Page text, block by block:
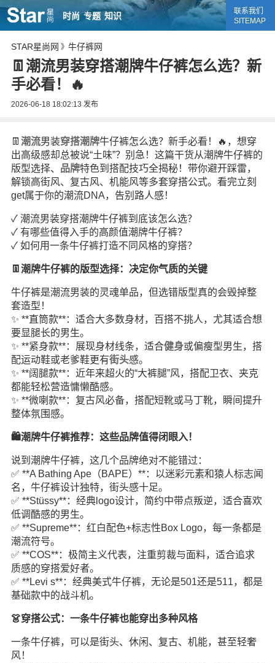
时尚 专题 知识
联系我们
SITEMAP
STAR星尚网 》 牛仔裤网
👖潮流男装穿搭潮牌牛仔裤怎么选？新
手必看！🔥
2026-06-18 18:02:13 发布
👖 潮流男装穿搭潮牌牛仔裤怎么选？新手必看！🔥，想穿
出高级感却总被说“土味”？别急！这篇干货从潮牌牛仔裤的
版型选择、 品牌特色到搭配技巧全揭秘！带你避开踩雷，
解锁高街风、复古风、机能风等多套穿搭公式。看完立刻
get属于你的潮流DNA，告别路人感！
✓ 潮流男装穿搭潮牌牛仔裤到底该怎么选？
✓ 有哪些值得入手的高颜值潮牌牛仔裤？
✓ 如何用一条牛仔裤打造不同风格的穿搭？
👖潮牌牛仔裤的版型选择：决定你气质的关键
牛仔裤是潮流男装的灵魂单品，但选错版型真的会毁掉整
套造型！
✨ **直筒款**：适合大多数身材，百搭不挑人，尤其适合想
要显腿长的男生。
✨ **紧身款**：展现身材线条，适合健身或偏瘦型男生，搭
配运动鞋或老爹鞋更有街头感。
✨ **阔腿款**：近年来超火的“大裤腿”风，搭配卫衣、夹克
都能轻松营造慵懒酷感。
✨ **微喇款**：复古风必备，搭配短靴或马丁靴，瞬间提升
整体氛围感。
🛍️潮牌牛仔裤推荐：这些品牌值得闭眼入！
说到潮牌牛仔裤，这几个品牌绝对不能错过：
✅ **A Bathing Ape（BAPE）**：以迷彩元素和猿人标志闻
名，牛仔裤设计独特，街头感十足。
✅ **Stüssy**：经典logo设计，简约中带点叛逆，适合喜欢
低调酷感的男生。
✅ **Supreme**：红白配色+标志性Box Logo，每一条都是
潮流符号。
✅ **COS**：极简主义代表，注重剪裁与面料，适合追求
质感的穿搭爱好者。
✅ **Levi s**：经典美式牛仔裤，无论是501还是511，都是
基础款中的战斗机。
👗穿搭公式：一条牛仔裤也能穿出多种风格
一条牛仔裤，可以是街头、休闲、复古、机能，甚至轻奢
风！